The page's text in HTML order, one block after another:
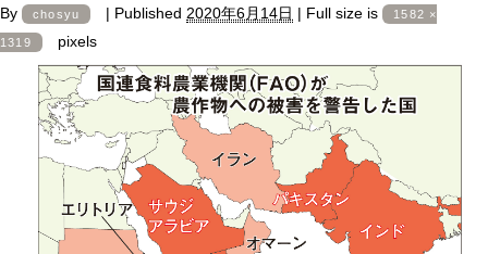
By
chosyu | Published 2020年6月14日 | Full size is 1582 ×
1319 pixels